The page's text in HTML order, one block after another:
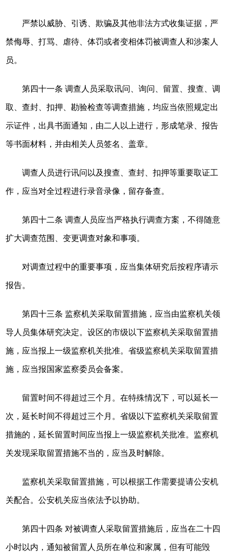
严禁以威胁、引诱、欺骗及其他非法方式收集证据，严
禁侮辱、打骂、虐待、体罚或者变相体罚被调查人和涉案人
员。
第四十一条 调查人员采取讯问、询问、留置、搜查、调
取、查封、扣押、勘验检查等调查措施，均应当依照规定出
示证件，出具书面通知，由二人以上进行，形成笔录、报告
等书面材料，并由相关人员签名、盖章。
调查人员进行讯问以及搜查、查封、扣押等重要取证工
作，应当对全过程进行录音录像，留存备查。
第四十二条 调查人员应当严格执行调查方案，不得随意
扩大调查范围、变更调查对象和事项。
对调查过程中的重要事项，应当集体研究后按程序请示
报告。
第四十三条 监察机关采取留置措施，应当由监察机关领
导人员集体研究决定。设区的市级以下监察机关采取留置措
施，应当报上一级监察机关批准。省级监察机关采取留置措
施，应当报国家监察委员会备案。
留置时间不得超过三个月。在特殊情况下，可以延长一
次，延长时间不得超过三个月。省级以下监察机关采取留置
措施的，延长留置时间应当报上一级监察机关批准。监察机
关发现采取留置措施不当的，应当及时解除。
监察机关采取留置措施，可以根据工作需要提请公安机
关配合。公安机关应当依法予以协助。
第四十四条 对被调查人采取留置措施后，应当在二十四
小时以内，通知被留置人员所在单位和家属，但有可能毁